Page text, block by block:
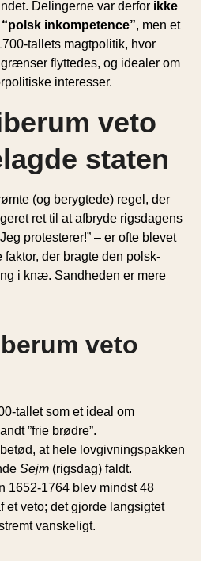
Delingerne var derfor ikke
inkompetence”, men et
tallets magtpolitik, hvor
flyttedes, og idealer om
interesser.
veto
staten
(og berygtede) regel, der
ret til at afbryde rigsdagens
protesterer!” – er ofte blevet
faktor, der bragte den polsk-
i knæ. Sandheden er mere
veto
tallet som et ideal om
”frie brødre”.
at hele lovgivningspakken
Sejm (rigsdag) faldt.
1652-1764 blev mindst 48
et veto; det gjorde langsigtet
vanskeligt.